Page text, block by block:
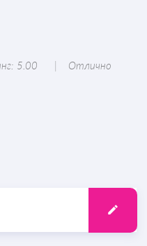
5.00 Отлично